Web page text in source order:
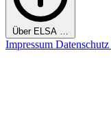
Über ELSA …
Impressum Datenschutz